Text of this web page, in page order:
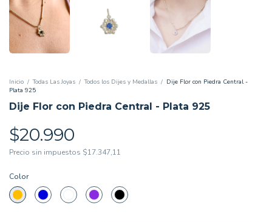
Inicio / Todas Las Joyas / Todos los Dijes y Medallas / Dije Flor con Piedra Central -
Plata 925
Dije Flor con Piedra Central - Plata 925
$20.990
Precio sin impuestos $17.347,11
Color